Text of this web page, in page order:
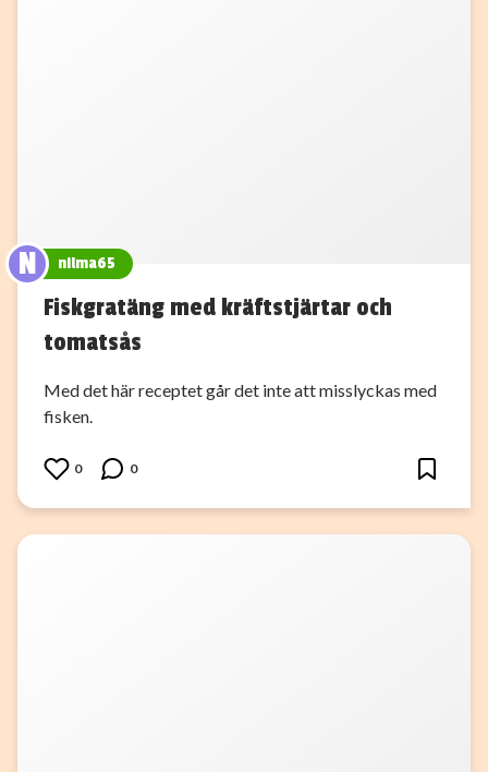
N nilma65
Fiskgratäng med kräftstjärtar och
tomatsås
Med det här receptet går det inte att misslyckas med
fisken.
0 0